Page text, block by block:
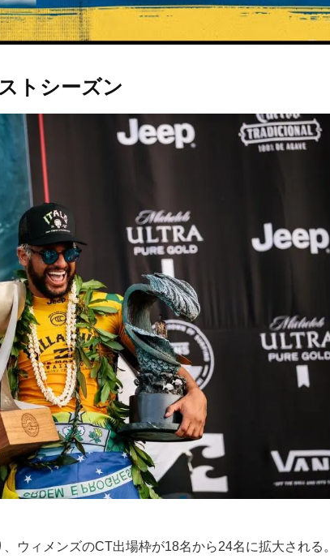
トシーズン
ウィメンズのCT出場枠が18名から24名に拡大される。